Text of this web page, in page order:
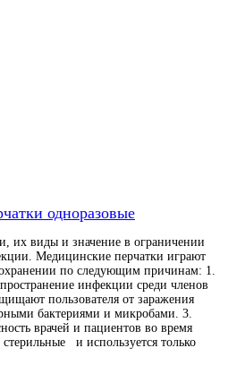
одноразовые
их виды и значение в ограничении
Медицинские перчатки играют
по следующим причинам: 1.
инфекции среди членов
пользователя от заражения
бактериями и микробами. 3.
врачей и пациентов во время
и используется только